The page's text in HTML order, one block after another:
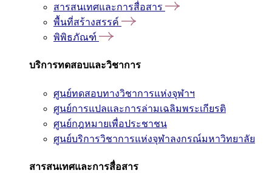
สารสนเทศและการสื่อสาร
พื้นที่สร้างสรรค์
พิพิธภัณฑ์
บริการทดสอบและวิชาการ
ศูนย์ทดสอบทางวิชาการแห่งจุฬาฯ
ศูนย์การแปลและการล่ามเฉลิมพระเกียรติ
ศูนย์กฎหมายเพื่อประชาชน
ศูนย์บริการวิชาการแห่งจุฬาลงกรณ์มหาวิทยาลัย
สารสนเทศและการสื่อสาร